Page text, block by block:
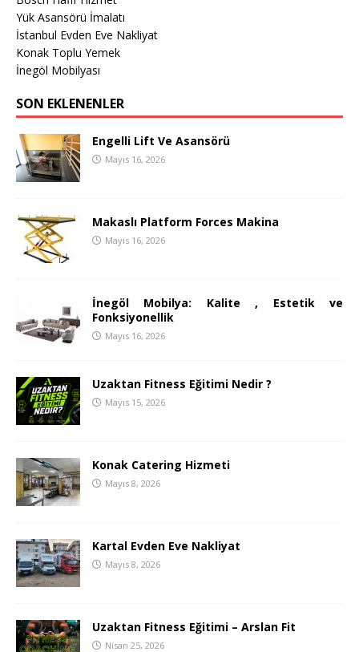
Yük Asansörü İmalatı
İstanbul Evden Eve Nakliyat
Konak Toplu Yemek
İnegöl Mobilyası
SON EKLENENLER
Engelli Lift Ve Asansörü
Mayıs 16, 2026
Makaslı Platform Forces Makina
Mayıs 16, 2026
İnegöl Mobilya: Kalite , Estetik ve
Fonksiyonellik
Mayıs 16, 2026
Uzaktan Fitness Eğitimi Nedir ?
Mayıs 15, 2026
Konak Catering Hizmeti
Mayıs 8, 2026
Kartal Evden Eve Nakliyat
Mayıs 8, 2026
Uzaktan Fitness Eğitimi – Arslan Fit
Nisan 25, 2026